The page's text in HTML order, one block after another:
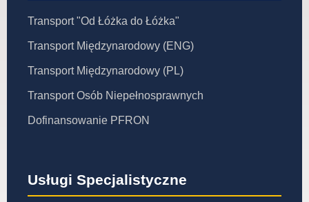
Transport "Od Łóżka do Łóżka"
Transport Międzynarodowy (ENG)
Transport Międzynarodowy (PL)
Transport Osób Niepełnosprawnych
Dofinansowanie PFRON
Usługi Specjalistyczne